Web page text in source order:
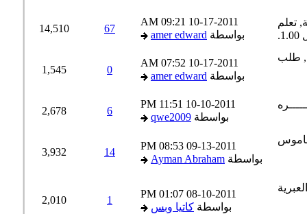
10-17-2011
09:21 AM
بواسطةamer edward
67
14,510
10-17-2011
07:52 AM
بواسطةamer edward
1,545
10-10-2011
11:51 PM
بواسطةqwe2009
2,678
09-13-2011
08:53 PM
بواسطةAyman Abraham
14
3,932
08-10-2011
01:07 PM
بواسطةكاتيا وبس
2,010